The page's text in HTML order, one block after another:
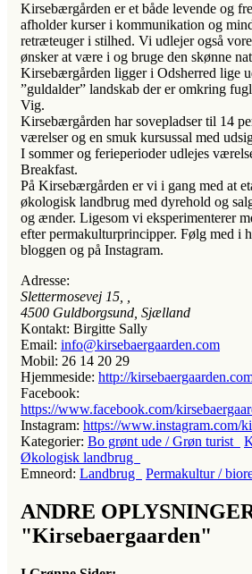
Kirsebærgården er et både levende og
afholder kurser i kommunikation og
retræteuger i stilhed. Vi udlejer også
ønsker at være i og bruge den skønne
Kirsebærgården ligger i Odsherred lige
”guldalder” landskab der er omkring
Vig.
Kirsebærgården har sovepladser til 14
værelser og en smuk kursussal med
I sommer og ferieperioder udlejes
Breakfast.
På Kirsebærgården er vi i gang med at
økologisk landbrug med dyrehold og
og ænder. Ligesom vi eksperimenterer
efter permakulturprincipper. Følg med i
bloggen og på Instagram.
Adresse:
Slettermosevej 15
4500 Guldborgsund, Sjælland
Kontakt: Birgitte Sally
Email: info@kirsebaergaarden.com
Mobil: 26 14 20 29
Hjemmeside: http://
Facebook:
https://www.facebook.com/
Instagram: https://www.instagram.com/
Kategorier: Bo grønt ude / Grøn turist
Økologisk landbrug
Emneord: Landbrug Permakultur /
ANDRE
"Kirsebaergaarden"